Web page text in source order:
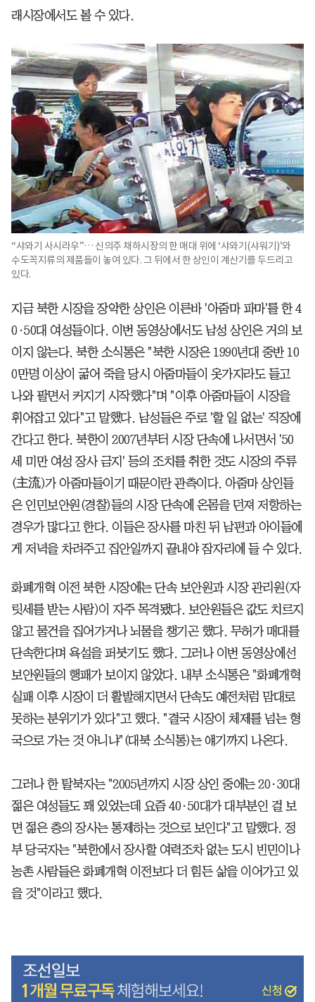
래시장에서도 볼 수 있다.
“샤와기 사시라우”… 신의주 채하시장의 한 매대 위에 ‘샤와기(샤워기)’와
수도꼭지류의 제품들이 놓여 있다. 그 뒤에서 한 상인이 계산기를 두드리고
있다.
지금 북한 시장을 장악한 상인은 이른바 '아줌마 파마'를 한 4
0·50대 여성들이다. 이번 동영상에서도 남성 상인은 거의 보
이지 않는다. 북한 소식통은 "북한 시장은 1990년대 중반 10
0만명 이상이 굶어 죽을 당시 아줌마들이 옷가지라도 들고
나와 팔면서 커지기 시작했다"며 "이후 아줌마들이 시장을
휘어잡고 있다"고 말했다. 남성들은 주로 '할 일 없는' 직장에
간다고 한다. 북한이 2007년부터 시장 단속에 나서면서 '50
세 미만 여성 장사 금지' 등의 조치를 취한 것도 시장의 주류
(主流)가 아줌마들이기 때문이란 관측이다. 아줌마 상인들
은 인민보안원(경찰)들의 시장 단속에 온몸을 던져 저항하는
경우가 많다고 한다. 이들은 장사를 마친 뒤 남편과 아이들에
게 저녁을 차려주고 집안일까지 끝내야 잠자리에 들 수 있다.
화폐개혁 이전 북한 시장에는 단속 보안원과 시장 관리원(자
릿세를 받는 사람)이 자주 목격됐다. 보안원들은 값도 치르지
않고 물건을 집어가거나 뇌물을 챙기곤 했다. 무허가 매대를
단속한다며 욕설을 퍼붓기도 했다. 그러나 이번 동영상에선
보안원들의 행패가 보이지 않았다. 내부 소식통은 "화폐개혁
실패 이후 시장이 더 활발해지면서 단속도 예전처럼 맘대로
못하는 분위기가 있다"고 했다. "결국 시장이 체제를 넘는 형
국으로 가는 것 아니냐"(대북 소식통)는 얘기까지 나온다.
그러나 한 탈북자는 "2005년까지 시장 상인 중에는 20·30대
젊은 여성들도 꽤 있었는데 요즘 40·50대가 대부분인 걸 보
면 젊은 층의 장사는 통제하는 것으로 보인다"고 말했다. 정
부 당국자는 "북한에서 장사할 여력조차 없는 도시 빈민이나
농촌 사람들은 화폐개혁 이전보다 더 힘든 삶을 이어가고 있
을 것"이라고 했다.